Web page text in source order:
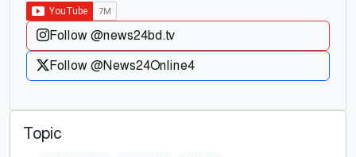
Follow @news24bd.tv
Follow @News24Online4
Topic